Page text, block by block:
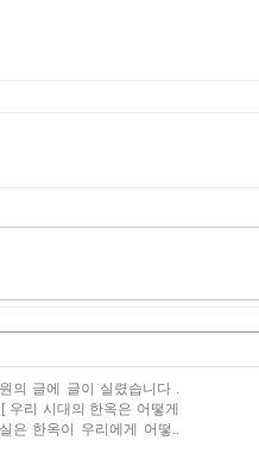
의 글에 글이 실렸습니다 .
리 시대의 한옥은 어떻게
은 한옥이 우리에게 어떻..